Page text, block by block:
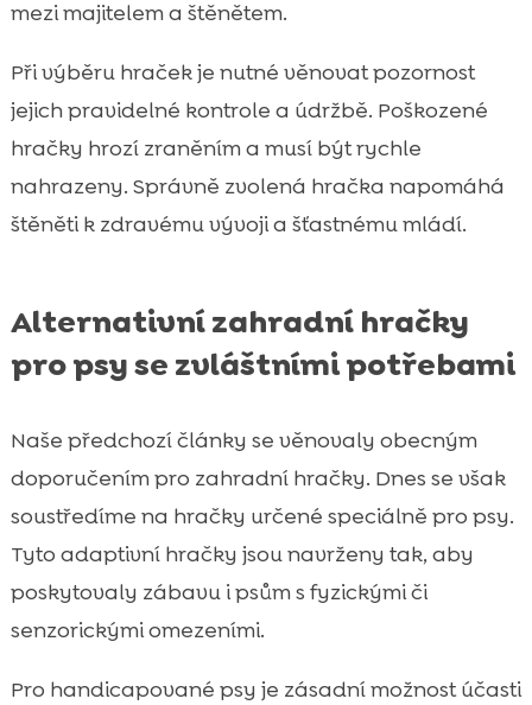
mezi majitelem a štěnětem.
Při výběru hraček je nutné věnovat pozornost
jejich pravidelné kontrole a údržbě. Poškozené
hračky hrozí zraněním a musí být rychle
nahrazeny. Správně zvolená hračka napomáhá
štěněti k zdravému vývoji a šťastnému mládí.
Alternativní zahradní hračky
pro psy se zvláštními potřebami
Naše předchozí články se věnovaly obecným
doporučením pro zahradní hračky. Dnes se však
soustředíme na hračky určené speciálně pro psy.
Tyto adaptivní hračky jsou navrženy tak, aby
poskytovaly zábavu i psům s fyzickými či
senzorickými omezeními.
Pro handicapované psy je zásadní možnost účasti